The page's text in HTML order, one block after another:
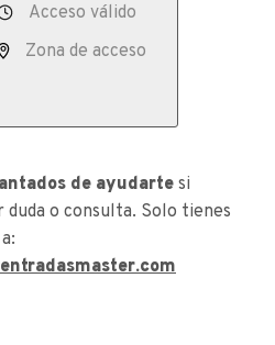
Acceso válido
Zona de acceso
de ayudarte si
duda o consulta. Solo tienes